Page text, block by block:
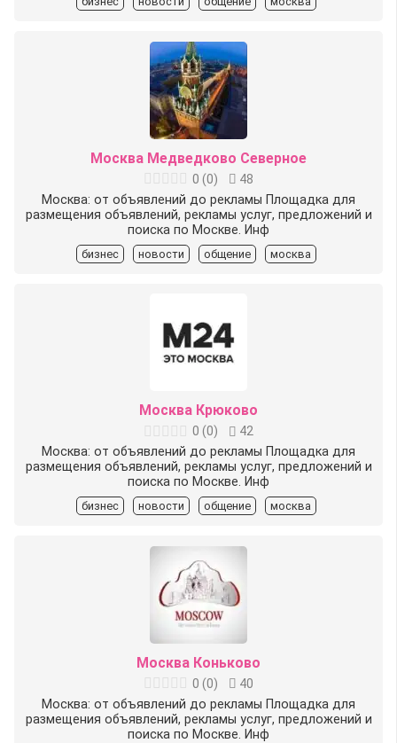
Москва Медведково Северное
0 (0)
48
Москва: от объявлений до рекламы Площадка для
размещения объявлений, рекламы услуг, предложений и
поиска по Москве. Инф
бизнес новости общение москва
Москва Крюково
0 (0)
42
Москва: от объявлений до рекламы Площадка для
размещения объявлений, рекламы услуг, предложений и
поиска по Москве. Инф
бизнес новости общение москва
Москва Коньково
0 (0)
40
Москва: от объявлений до рекламы Площадка для
размещения объявлений, рекламы услуг, предложений и
поиска по Москве. Инф